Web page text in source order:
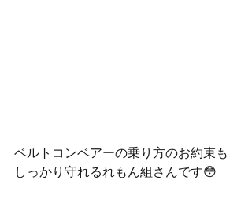
ベルトコンベアーの乗り方のお約束も
しっかり守れるれもん組さんです😳